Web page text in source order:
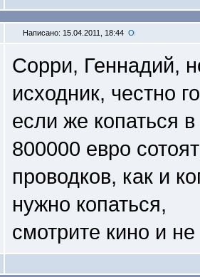
Написано: 15.04.2011, 18:44
Сорри, Геннадий,
исходник, честно
если же копаться
800000 евро
проводков, как и
нужно копаться,
смотрите кино и